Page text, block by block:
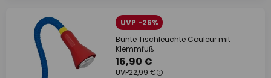
UVP -26%
Bunte Tischleuchte Couleur mit
Klemmfuß
16,90 €
UVP22,99 €